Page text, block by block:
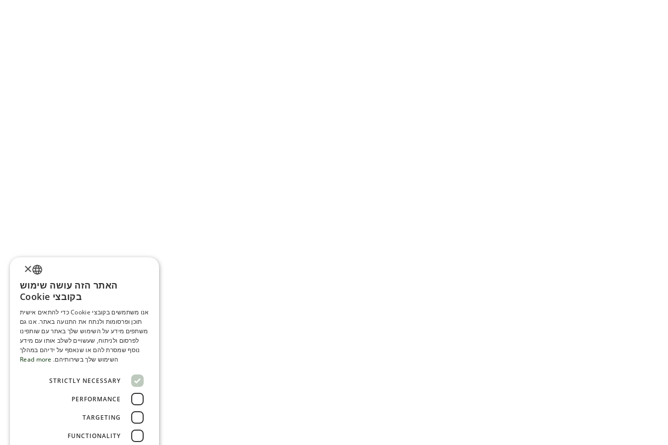
ENGLISH
SERBIA
HEBREW
RUSSIAN
SERBIAN-2
×
האתר הזה עושה שימוש
בקובצי Cookie
אנו משתמשים בקובצי Cookie כדי להתאים אישית
תוכן ופרסומות ולנתח את התנועה באתר. אנו גם
משתפים מידע על השימוש שלך באתר עם שותפינו
לפרסום ולניתוח, שעשויים לשלב אותו עם מידע
נוסף שמסרת להם או שנאסף על ידיהם במהלך
השימוש שלך בשירותיהם. Read more
STRICTLY NECESSARY
PERFORMANCE
TARGETING
FUNCTIONALITY